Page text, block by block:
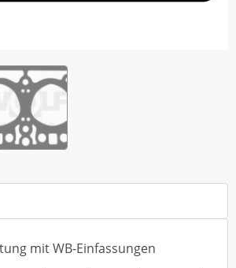
mit WB-Einfassungen